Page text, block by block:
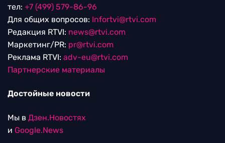
тел: +7 (499) 579-86-96
Для общих вопросов: Infortvi@rtvi.com
Редакция RTVI: news@rtvi.com
Маркетинг/PR: pr@rtvi.com
Реклама RTVI: adv-eu@rtvi.com
Партнерские материалы
Достойные новости
Мы в Дзен.Новостях
и Google.News